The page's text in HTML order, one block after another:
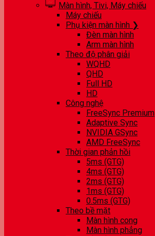
Màn hình, Tivi, Máy chiếu
Máy chiếu
Phụ kiện màn hình ❯
Đèn màn hình
Arm màn hình
Theo độ phân giải
WQHD
QHD
Full HD
HD
Công nghệ
FreeSync Premium
Adaptive Sync
NVIDIA GSync
AMD FreeSync
Thời gian phản hồi
5ms (GTG)
4ms (GTG)
2ms (GTG)
1ms (GTG)
0.5ms (GTG)
Theo bề mặt
Màn hình cong
Màn hình phẳng